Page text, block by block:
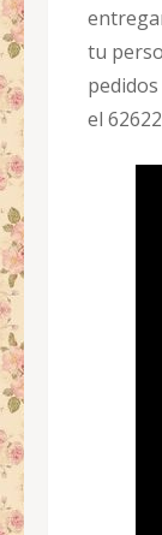
tu
el